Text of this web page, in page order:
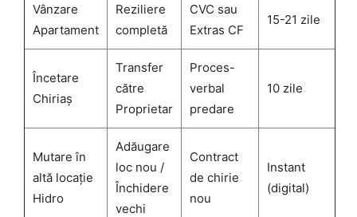
Vânzare
Apartament
Reziliere
completă
CVC sau
Extras CF
15-21 zile
Încetare
Chiriaș
Transfer
către
Proprietar
Proces-
verbal
predare
10 zile
Mutare în
altă locație
Hidro
Adăugare
loc nou /
Închidere
vechi
Contract
de chirie
nou
Instant
(digital)